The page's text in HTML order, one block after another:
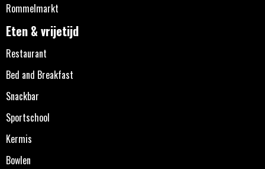
Rommelmarkt
Eten & vrijetijd
Restaurant
Bed and Breakfast
Snackbar
Sportschool
Kermis
Bowlen